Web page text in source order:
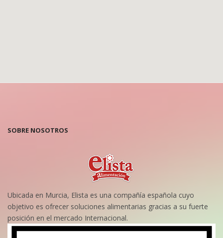
SOBRE NOSOTROS
Ubicada en Murcia, Elista es una compañía española cuyo
objetivo es ofrecer soluciones alimentarias gracias a su fuerte
posición en el mercado Internacional.